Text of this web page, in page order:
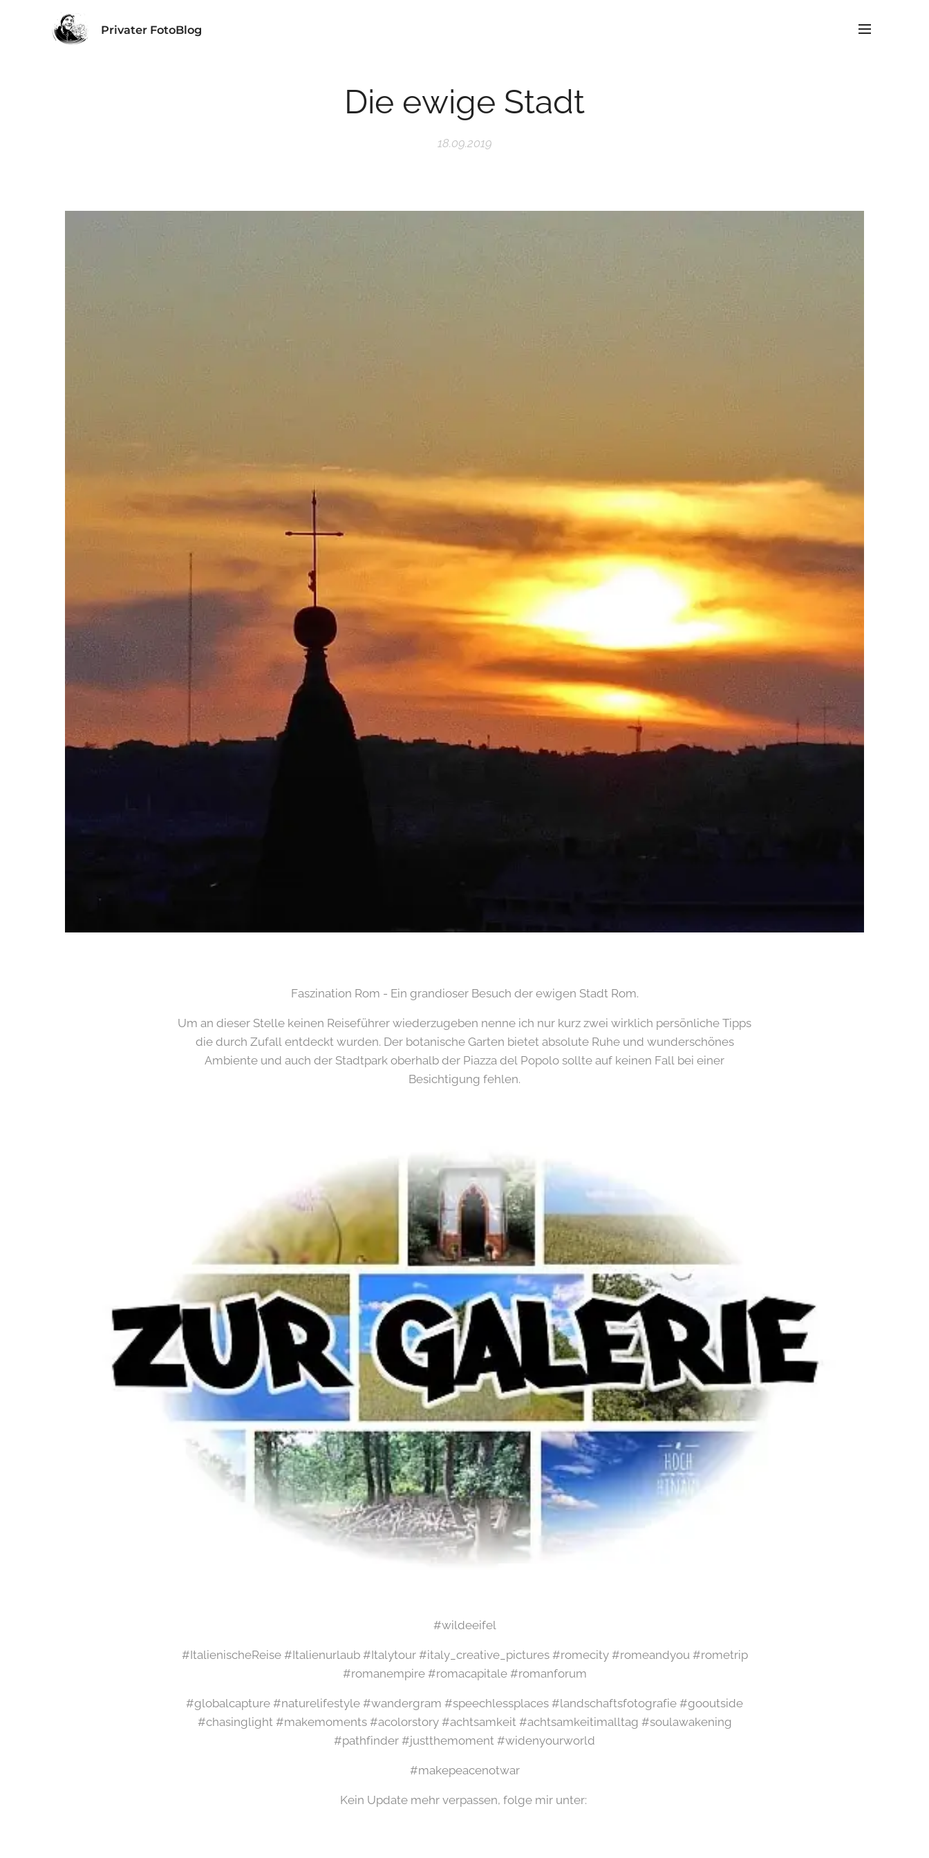
Privater FotoBlog
Die ewige Stadt
18.09.2019
Faszination Rom - Ein grandioser Besuch der ewigen Stadt Rom.
Um an dieser Stelle keinen Reiseführer wiederzugeben nenne ich nur kurz zwei wirklich persönliche Tipps
die durch Zufall entdeckt wurden. Der botanische Garten bietet absolute Ruhe und wunderschönes
Ambiente und auch der Stadtpark oberhalb der Piazza del Popolo sollte auf keinen Fall bei einer
Besichtigung fehlen.
#wildeeifel
#ItalienischeReise #Italienurlaub #Italytour #italy_creative_pictures #romecity #romeandyou #rometrip
#romanempire #romacapitale #romanforum
#globalcapture #naturelifestyle #wandergram #speechlessplaces #landschaftsfotografie #gooutside
#chasinglight #makemoments #acolorstory #achtsamkeit #achtsamkeitimalltag #soulawakening
#pathfinder #justthemoment #widenyourworld
#makepeacenotwar
Kein Update mehr verpassen, folge mir unter: